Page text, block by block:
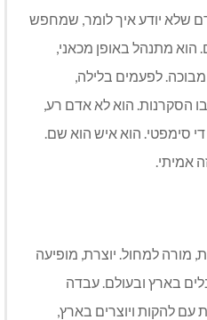
שלא יודע איך לומר, שמחפש
הוא מתנהל באופן מכאני,
לפעמים בלילה,
הסקרנות. הוא לא אדם רע,
די סימפטי. הוא איש הוא שם.
אמיתי.
מורה למחול. יוצרת, מופיעה
בארץ ובעולם. עבדה
להקות ויוצרים בארץ,